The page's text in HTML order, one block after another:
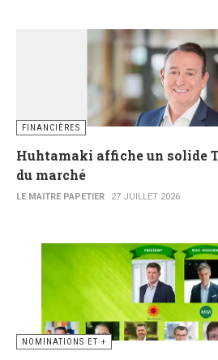
FINANCIÈRES
Huhtamaki affiche un solide
du marché
LE MAITRE PAPETIER 27 JUILLET 2026
NOMINATIONS ET +